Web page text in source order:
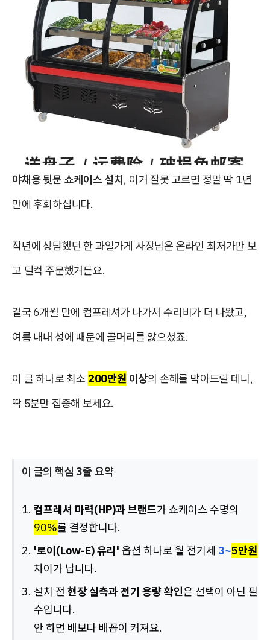
야채용 뒷문 쇼케이스 설치, 이거 잘못 고르면 정말 딱 1년
만에 후회하십니다.
작년에 상담했던 한 과일가게 사장님은 온라인 최저가만 보
고 덜컥 주문했거든요.
결국 6개월 만에 컴프레셔가 나가서 수리비가 더 나왔고,
여름 내내 성에 때문에 골머리를 앓으셨죠.
이 글 하나로 최소 200만원 이상의 손해를 막아드릴 테니,
딱 5분만 집중해 보세요.
이 글의 핵심 3줄 요약
컴프레셔 마력(HP)과 브랜드가 쇼케이스 수명의
90%를 결정합니다.
'로이(Low-E) 유리' 옵션 하나로 월 전기세 3~5만원
차이가 납니다.
설치 전 현장 실측과 전기 용량 확인은 선택이 아닌 필
수입니다.
안 하면 배보다 배꼽이 커져요.